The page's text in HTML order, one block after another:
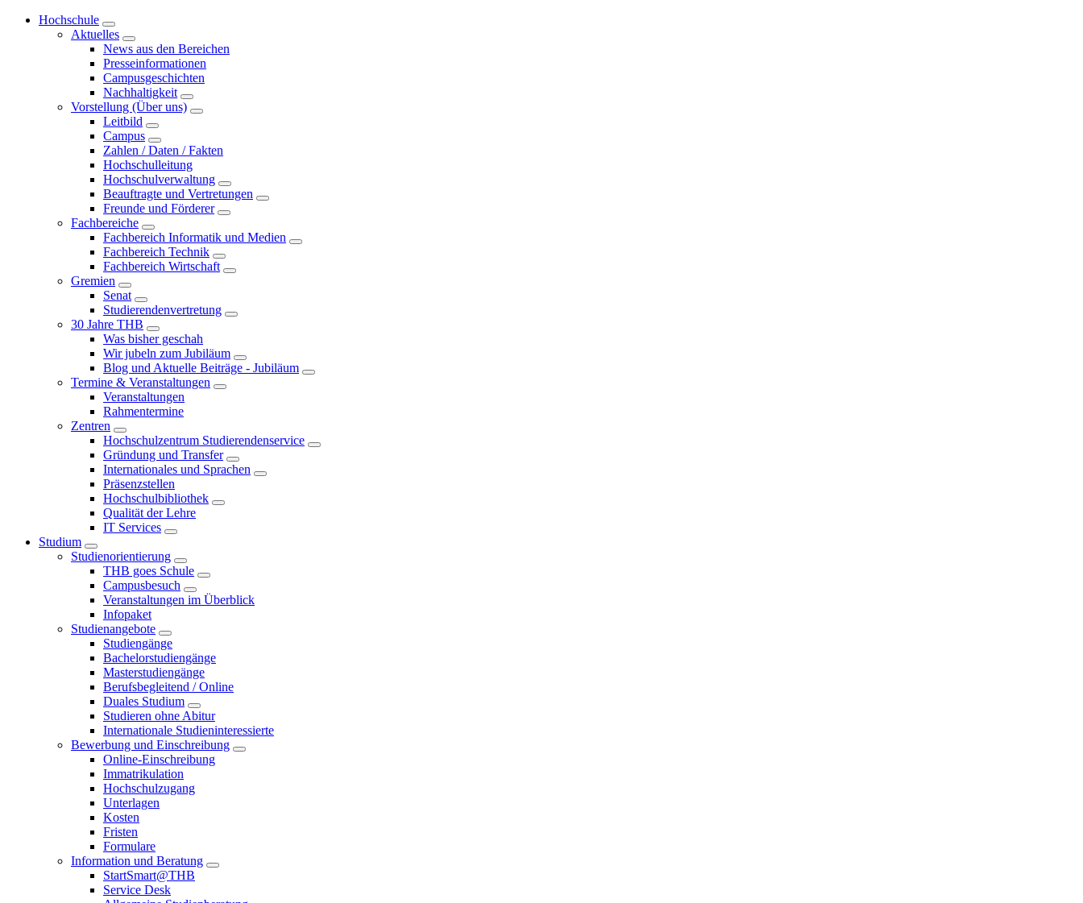
Hochschule
Aktuelles
News aus den Bereichen
Presseinformationen
Campusgeschichten
Nachhaltigkeit
Vorstellung (Über uns)
Leitbild
Campus
Zahlen / Daten / Fakten
Hochschulleitung
Hochschulverwaltung
Beauftragte und Vertretungen
Freunde und Förderer
Fachbereiche
Fachbereich Informatik und Medien
Fachbereich Technik
Fachbereich Wirtschaft
Gremien
Senat
Studierendenvertretung
30 Jahre THB
Was bisher geschah
Wir jubeln zum Jubiläum
Blog und Aktuelle Beiträge - Jubiläum
Termine & Veranstaltungen
Veranstaltungen
Rahmentermine
Zentren
Hochschulzentrum Studierendenservice
Gründung und Transfer
Internationales und Sprachen
Präsenzstellen
Hochschulbibliothek
Qualität der Lehre
IT Services
Studium
Studienorientierung
THB goes Schule
Campusbesuch
Veranstaltungen im Überblick
Infopaket
Studienangebote
Studiengänge
Bachelorstudiengänge
Masterstudiengänge
Berufsbegleitend / Online
Duales Studium
Studieren ohne Abitur
Internationale Studieninteressierte
Bewerbung und Einschreibung
Online-Einschreibung
Immatrikulation
Hochschulzugang
Unterlagen
Kosten
Fristen
Formulare
Information und Beratung
StartSmart@THB
Service Desk